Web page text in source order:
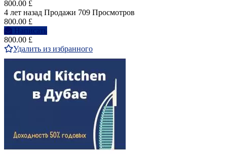
800.00 £
4 лет назад Продажи 709 Просмотров
800.00 £
Написать
800.00 £
Удалить из избранного